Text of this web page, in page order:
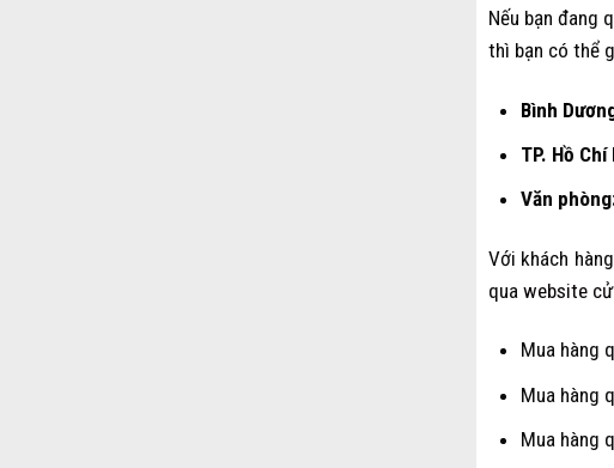
Nếu bạn đang
thì bạn có thể
Bình
TP. Hồ
Văn
Với khách
qua website
Mua hàng
Mua hàng
Mua hàng